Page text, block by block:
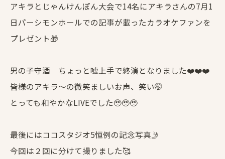
アキラとじゃんけんぽん大会で14名にアキラさんの7月1
日パーシモンホールでの記事が載ったカラオケファンを
プレゼント🎁
男の子守酒 ちょっと嘘上手で終演となりました❤️❤️❤️
皆様のアキラ〜の微笑ましいお声、笑い🤭
とっても和やかなLIVEでした🥹🥹🥹
最後にはココスタジオ5恒例の記念写真🤳
今回は２回に分けて撮りました🥰
お問い合わせはこちら